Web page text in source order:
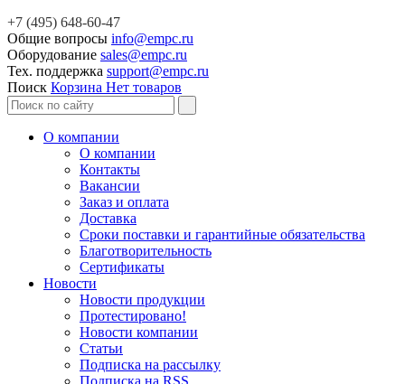
+7 (495) 648-60-47
Общие вопросы info@empc.ru
Оборудование sales@empc.ru
Тех. поддержка support@empc.ru
Поиск Корзина Нет товаров
О компании
О компании
Контакты
Вакансии
Заказ и оплата
Доставка
Сроки поставки и гарантийные обязательства
Благотворительность
Сертификаты
Новости
Новости продукции
Протестировано!
Новости компании
Статьи
Подписка на рассылку
Подписка на RSS